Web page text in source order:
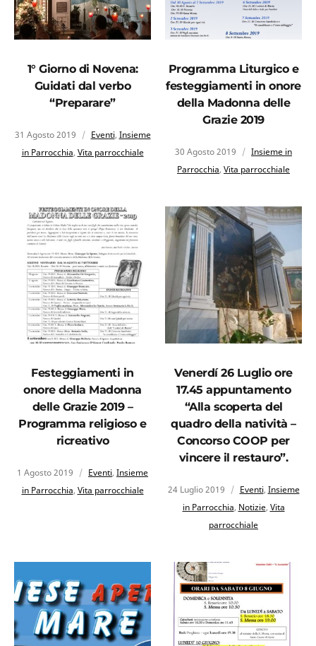
1° Giorno di Novena:
Guidati dal verbo
“Preparare”
31 Agosto 2019 Eventi, Insieme
in Parrocchia, Vita parrocchiale
Programma Liturgico e
festeggiamenti in onore
della Madonna delle
Grazie 2019
30 Agosto 2019
Insieme in
Parrocchia, Vita parrocchiale
Festeggiamenti in
onore della Madonna
delle Grazie 2019 –
Programma religioso e
ricreativo
1 Agosto 2019 Eventi, Insieme
in Parrocchia, Vita parrocchiale
Venerdí 26 Luglio ore
17.45 appuntamento
“Alla scoperta del
quadro della natività –
Concorso COOP per
vincere il restauro”.
24 Luglio 2019 Eventi, Insieme
in Parrocchia, Notizie, Vita
parrocchiale